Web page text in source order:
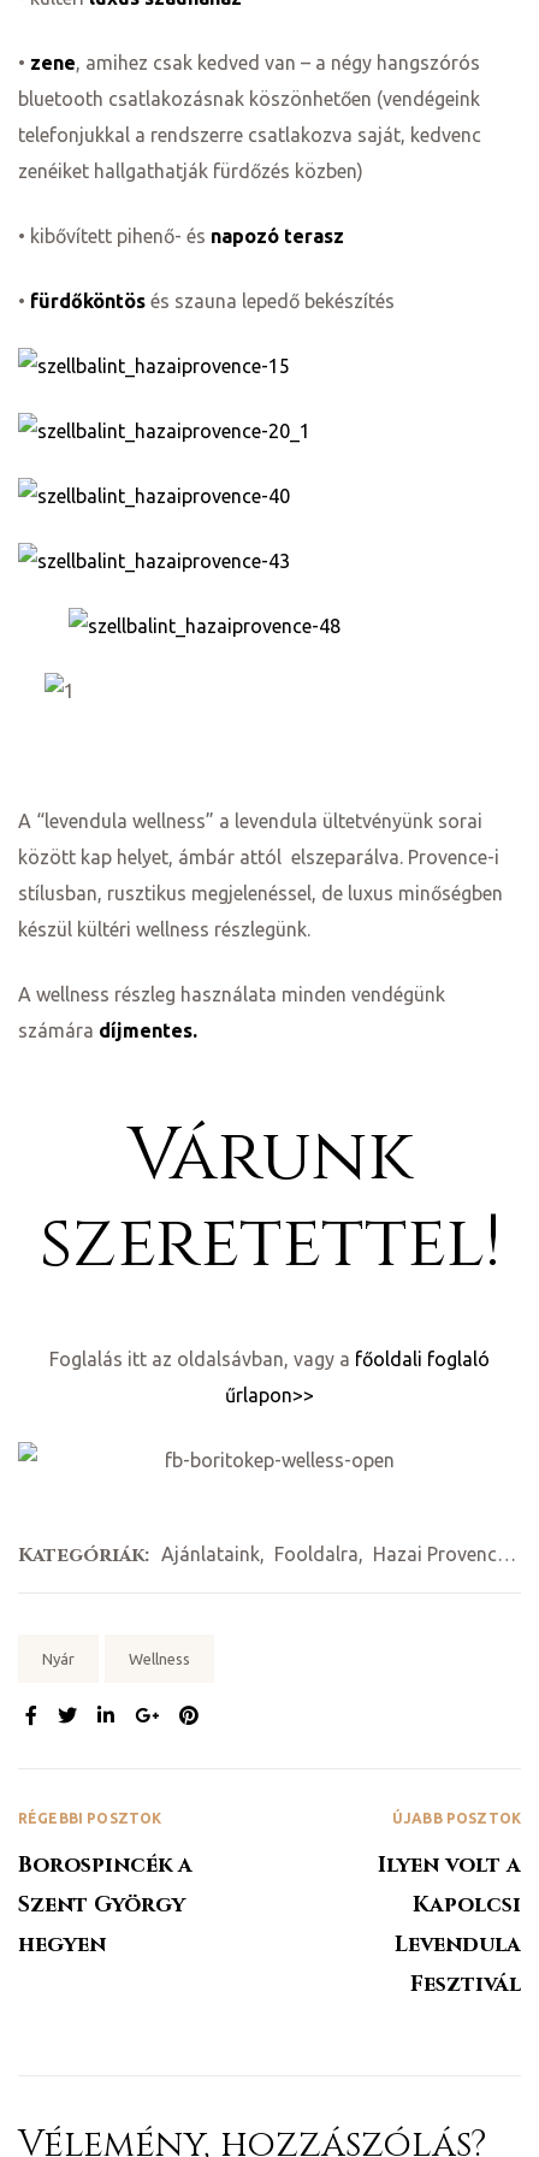
• zene , amihez csak kedved van – a négy hangszórós
bluetooth csatlakozásnak köszönhetően (vendégeink
telefonjukkal a rendszerre csatlakozva saját, kedvenc
zenéiket hallgathatják fürdőzés közben)
• kibővített pihenő- és napozó terasz
• fürdőköntös és szauna lepedő bekészítés
A “levendula wellness” a levendula ültetvényünk sorai
között kap helyet, ámbár attól elszeparálva. Provence-i
stílusban, rusztikus megjelenéssel, de luxus minőségben
készül kültéri wellness részlegünk.
A wellness részleg használata minden vendégünk
számára díjmentes.
Várunk
szeretettel!
Foglalás itt az oldalsávban, vagy a főoldali foglaló
űrlapon>>
Kategóriák: Ajánlataink Fooldalra Hazai Provence Blog
Nyár Wellness
MEGOSZTÁS:
RÉGEBBI POSZTOK
Borospincék a
Szent György
hegyen
ÚJABB POSZTOK
Ilyen volt a
Kapolcsi
Levendula
Fesztivál
Vélemény, hozzászólás?
2020